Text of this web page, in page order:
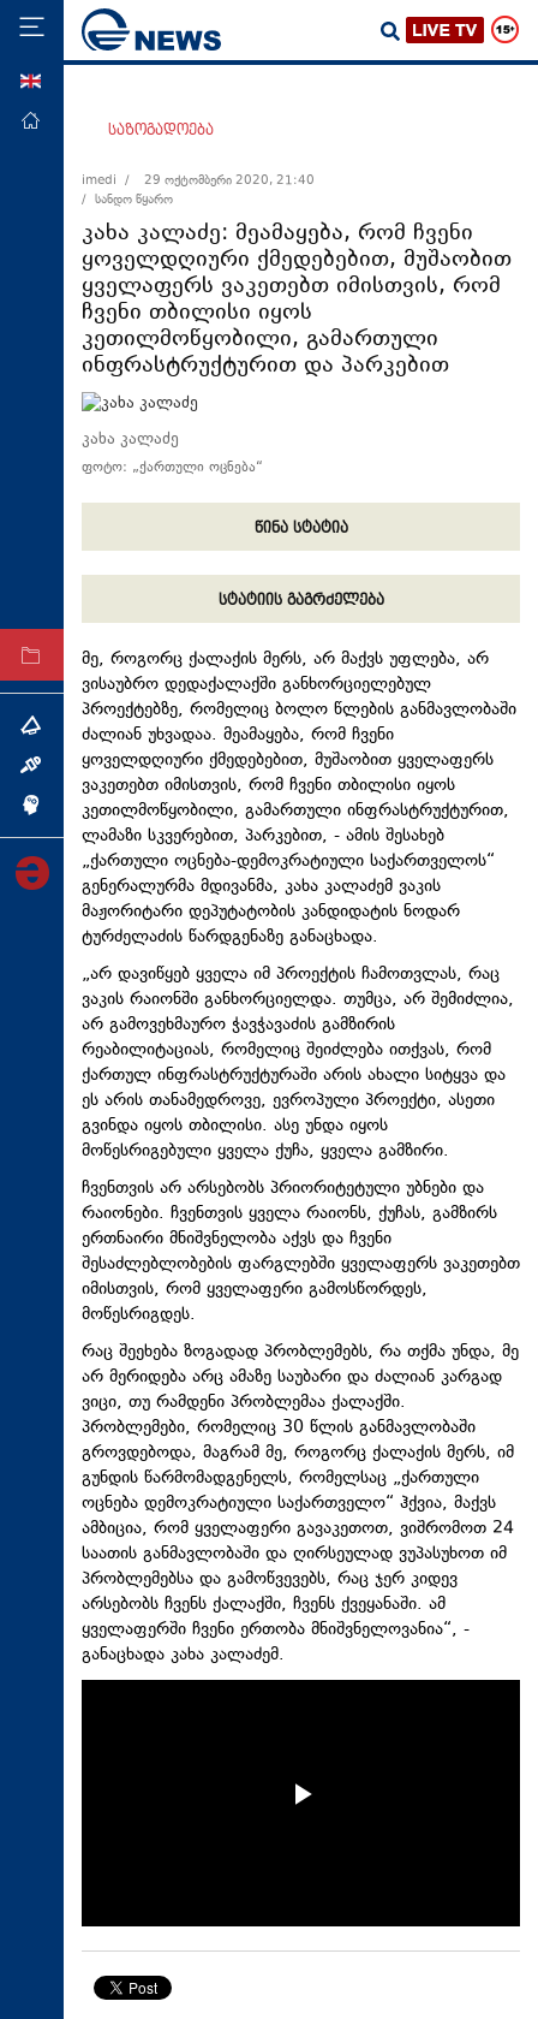
მთავარი
ეკონომიკა
მსოფლიო
ჯანდაცვა
საზოგადოება
სამართალი
თავდაცვა
რეგიონი
არქივი
ინტერვიუ
ინქვიზიცია
საზოგადოება
imedi /
29 ოქტომბერი 2020, 21:40
/ სანდო წყარო
კახა კალაძე: მეამაყება, რომ ჩვენი
ყოველდღიური ქმედებებით, მუშაობით
ყველაფერს ვაკეთებთ იმისთვის, რომ
ჩვენი თბილისი იყოს
კეთილმოწყობილი, გამართული
ინფრასტრუქტურით და პარკებით
კახა კალაძე
ფოტო: „ქართული ოცნება“
წინა სტატია
სტატიის გაგრძელება
მე, როგორც ქალაქის მერს, არ მაქვს უფლება, არ
ვისაუბრო დედაქალაქში განხორციელებულ
პროექტებზე, რომელიც ბოლო წლების განმავლობაში
ძალიან უხვადაა. მეამაყება, რომ ჩვენი
ყოველდღიური ქმედებებით, მუშაობით ყველაფერს
ვაკეთებთ იმისთვის, რომ ჩვენი თბილისი იყოს
კეთილმოწყობილი, გამართული ინფრასტრუქტურით,
ლამაზი სკვერებით, პარკებით, - ამის შესახებ
„ქართული ოცნება-დემოკრატიული საქართველოს“
გენერალურმა მდივანმა, კახა კალაძემ ვაკის
მაჟორიტარი დეპუტატობის კანდიდატის ნოდარ
ტურძელაძის წარდგენაზე განაცხადა.
„არ დავიწყებ ყველა იმ პროექტის ჩამოთვლას, რაც
ვაკის რაიონში განხორციელდა. თუმცა, არ შემიძლია,
არ გამოვეხმაურო ჭავჭავაძის გამზირის
რეაბილიტაციას, რომელიც შეიძლება ითქვას, რომ
ქართულ ინფრასტრუქტურაში არის ახალი სიტყვა და
ეს არის თანამედროვე, ევროპული პროექტი, ასეთი
გვინდა იყოს თბილისი. ასე უნდა იყოს
მოწესრიგებული ყველა ქუჩა, ყველა გამზირი.
ჩვენთვის არ არსებობს პრიორიტეტული უბნები და
რაიონები. ჩვენთვის ყველა რაიონს, ქუჩას, გამზირს
ერთნაირი მნიშვნელობა აქვს და ჩვენი
შესაძლებლობების ფარგლებში ყველაფერს ვაკეთებთ
იმისთვის, რომ ყველაფერი გამოსწორდეს,
მოწესრიგდეს.
რაც შეეხება ზოგადად პრობლემებს, რა თქმა უნდა, მე
არ მერიდება არც ამაზე საუბარი და ძალიან კარგად
ვიცი, თუ რამდენი პრობლემაა ქალაქში.
პრობლემები, რომელიც 30 წლის განმავლობაში
გროვდებოდა, მაგრამ მე, როგორც ქალაქის მერს, იმ
გუნდის წარმომადგენელს, რომელსაც „ქართული
ოცნება დემოკრატიული საქართველო“ ჰქვია, მაქვს
ამბიცია, რომ ყველაფერი გავაკეთოთ, ვიშრომოთ 24
საათის განმავლობაში და ღირსეულად ვუპასუხოთ იმ
პრობლემებსა და გამოწვევებს, რაც ჯერ კიდევ
არსებობს ჩვენს ქალაქში, ჩვენს ქვეყანაში. ამ
ყველაფერში ჩვენი ერთობა მნიშვნელოვანია“, -
განაცხადა კახა კალაძემ.